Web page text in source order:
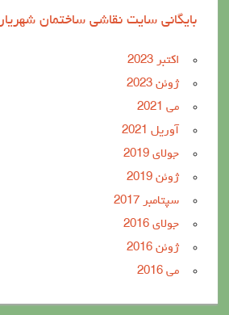
بایگانی سایت نقاشی ساختمان شهریار
اکتبر 2023
ژوئن 2023
می 2021
آوریل 2021
جولای 2019
ژوئن 2019
سپتامبر 2017
جولای 2016
ژوئن 2016
می 2016